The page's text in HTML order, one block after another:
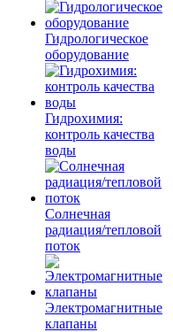
Гидрологическое
оборудование
Гидрохимия:
контроль качества
воды
Солнечная
радиация/тепловой
поток
Электромагнитные
клапаны